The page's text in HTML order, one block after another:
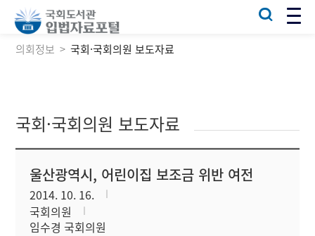
의회정보 국회·국회의원 보도자료
국회·국회의원 보도자료
울산광역시, 어린이집 보조금 위반 여전
2014. 10. 16.
국회의원
임수경 국회의원